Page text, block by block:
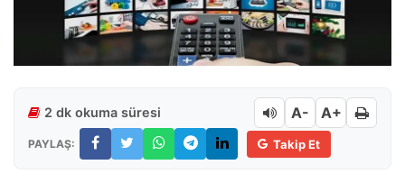
2 dk okuma süresi A- A+
PAYLAŞ: Takip Et